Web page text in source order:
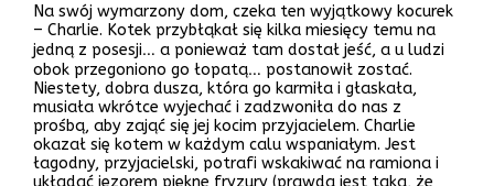
Na swój wymarzony dom, czeka ten wyjątkowy kocurek
– Charlie. Kotek przybłąkał się kilka miesięcy temu na
jedną z posesji… a ponieważ tam dostał jeść, a u ludzi
obok przegoniono go łopatą… postanowił zostać.
Niestety, dobra dusza, która go karmiła i głaskała,
musiała wkrótce wyjechać i zadzwoniła do nas z
prośbą, aby zająć się jej kocim przyjacielem. Charlie
okazał się kotem w każdym calu wspaniałym. Jest
łagodny, przyjacielski, potrafi wskakiwać na ramiona i
układać jęzorem piękne fryzury (prawda jest taka, że